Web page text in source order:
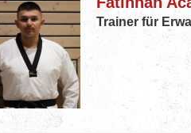
Trainer für